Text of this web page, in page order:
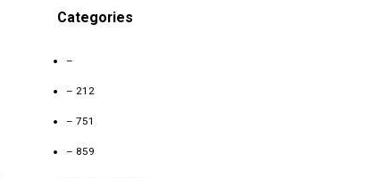
Categories
–
– 212
– 751
– 859